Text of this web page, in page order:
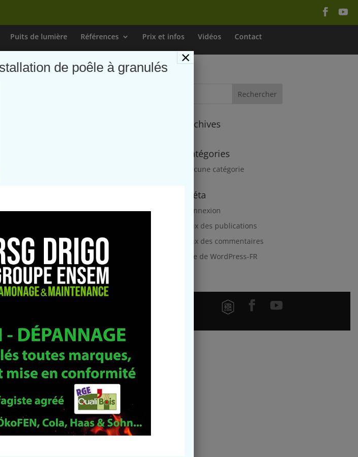
Puits de lumière Références Prix et infos Vidéos Contact
Archives
Catégories
Aucune catégorie
Méta
Connexion
Flux des publications
Flux des commentaires
Site de WordPress-FR
de poêle à granulés ×